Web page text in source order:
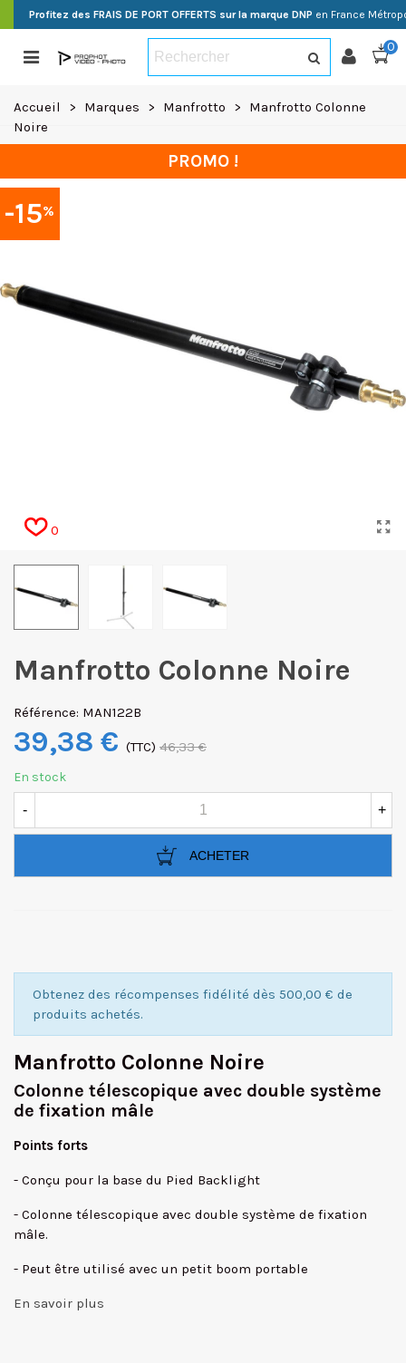
Profitez des FRAIS DE PORT OFFERTS sur la marque DNP en France
0
Accueil > Marques > Manfrotto >
Manfrotto Colonne
Noire
-15%
PROMO !
0
Manfrotto Colonne Noire
Référence: MAN122B
39,38 € (TTC) 46,33 €
En stock
- +
ACHETER
Obtenez des récompenses fidélité dès 500,00 € de
produits achetés.
Manfrotto Colonne Noire
Colonne télescopique avec double système
de fixation mâle
Points forts
- Conçu pour la base du Pied Backlight
- Colonne télescopique avec double système de fixation
mâle.
- Peut être utilisé avec un petit boom portable
En savoir plus